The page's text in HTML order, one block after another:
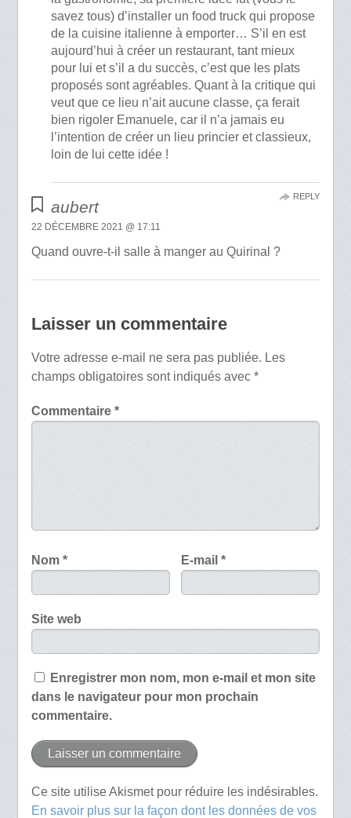
savez tous) d’installer un food truck qui propose
de la cuisine italienne à emporter… S’il en est
aujourd’hui à créer un restaurant, tant mieux
pour lui et s’il a du succès, c’est que les plats
proposés sont agréables. Quant à la critique qui
veut que ce lieu n’ait aucune classe, ça ferait
bien rigoler Emanuele, car il n’a jamais eu
l’intention de créer un lieu princier et classieux,
loin de lui cette idée !
aubert
22 DÉCEMBRE 2021 @ 17:11
Quand ouvre-t-il salle à manger au Quirinal ?
REPLY
Laisser un commentaire
Votre adresse e-mail ne sera pas publiée. Les
champs obligatoires sont indiqués avec *
Commentaire *
Nom * E-mail*
Site web
Enregistrer mon nom, mon e-mail et mon site
dans le navigateur pour mon prochain
commentaire.
Ce site utilise Akismet pour réduire les indésirables.
En savoir plus sur la façon dont les données de vos